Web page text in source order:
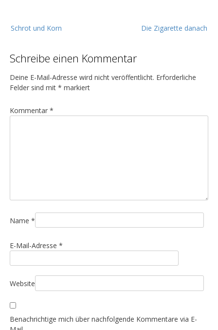
e
t
r
a
s
a
i
o
n
Die Zigarette danach
Schrot und Korn
Schreibe einen Kommentar
Deine E-Mail-Adresse wird nicht veröffentlicht. Erforderliche
Felder sind mit * markiert
Kommentar *
Name *
E-Mail-Adresse *
Website
Benachrichtige mich über nachfolgende Kommentare via E-